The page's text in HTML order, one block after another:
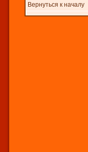
Вернуться к началу